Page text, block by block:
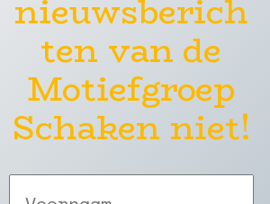
nieuwsberich
ten van de
Motiefgroep
Schaken niet!